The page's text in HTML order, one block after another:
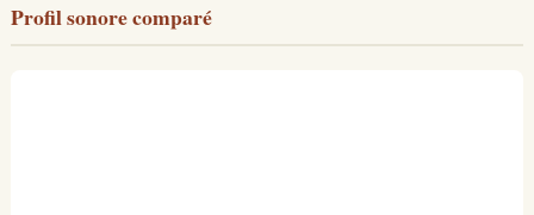
Profil sonore comparé